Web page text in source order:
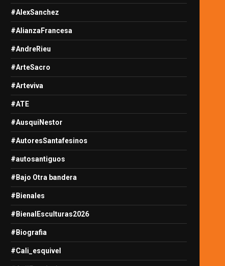
#AlexSanchez
#AlianzaFrancesa
#AndreRieu
#ArteSacro
#Arteviva
#ATE
#AusquiNestor
#AutoresSantafesinos
#autosantiguos
#Bajo Otra bandera
#Bienales
#BienalEsculturas2026
#Biografia
#Cali_esquivel